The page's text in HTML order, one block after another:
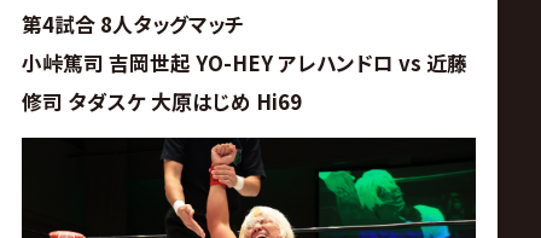
第4試合 8人タッグマッチ
小峠篤司 吉岡世起 YO-HEY アレハンドロ vs 近藤
修司 タダスケ 大原はじめ Hi69